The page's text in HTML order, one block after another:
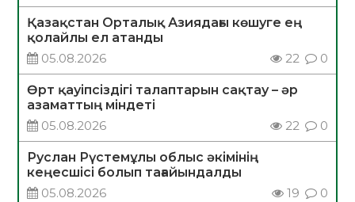
Қазақстан Орталық Азиядағы көшуге ең
қолайлы ел атанды
05.08.2026
22 0
Өрт қауіпсіздігі талаптарын сақтау – әр
азаматтың міндеті
05.08.2026
22 0
Руслан Рүстемұлы облыс әкімінің
кеңесшісі болып тағайындалды
05.08.2026
19 0